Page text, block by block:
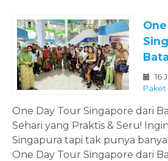
16
Paket
One Day Tour Singapore dari
Sehari yang Praktis & Seru!
Singapura tapi tak punya
One Day Tour Singapore dari